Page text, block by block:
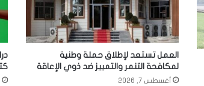
العمل تستعد لإطلاق حملة وطنية
لمكافحة التنمر والتمييز ضد ذوي الإعاقة
أغسطس 7, 2026